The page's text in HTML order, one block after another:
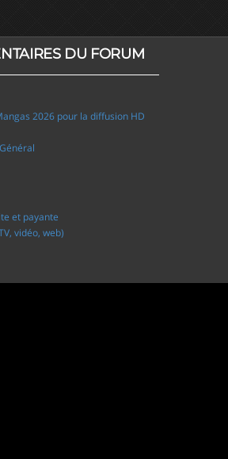
DU FORUM
2026 pour la diffusion HD
et payante
vidéo, web)